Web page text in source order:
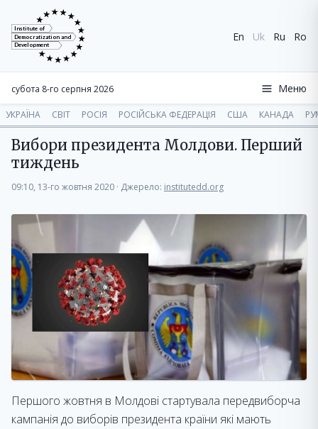
Institute of
Democratization and
Development
En Uk Ru Ro
субота 8-го серпня 2026 Меню
УКРАЇНА СВІТ РОСІЯ РОСІЙСЬКА ФЕДЕРАЦІЯ США КАНАДА
Вибори президента Молдови. Перший
тиждень
09:10, 13-го жовтня 2020 · Джерело: institutedd.org
Першого жовтня в Молдові стартувала передвиборча
кампанія до виборів президента країни які мають